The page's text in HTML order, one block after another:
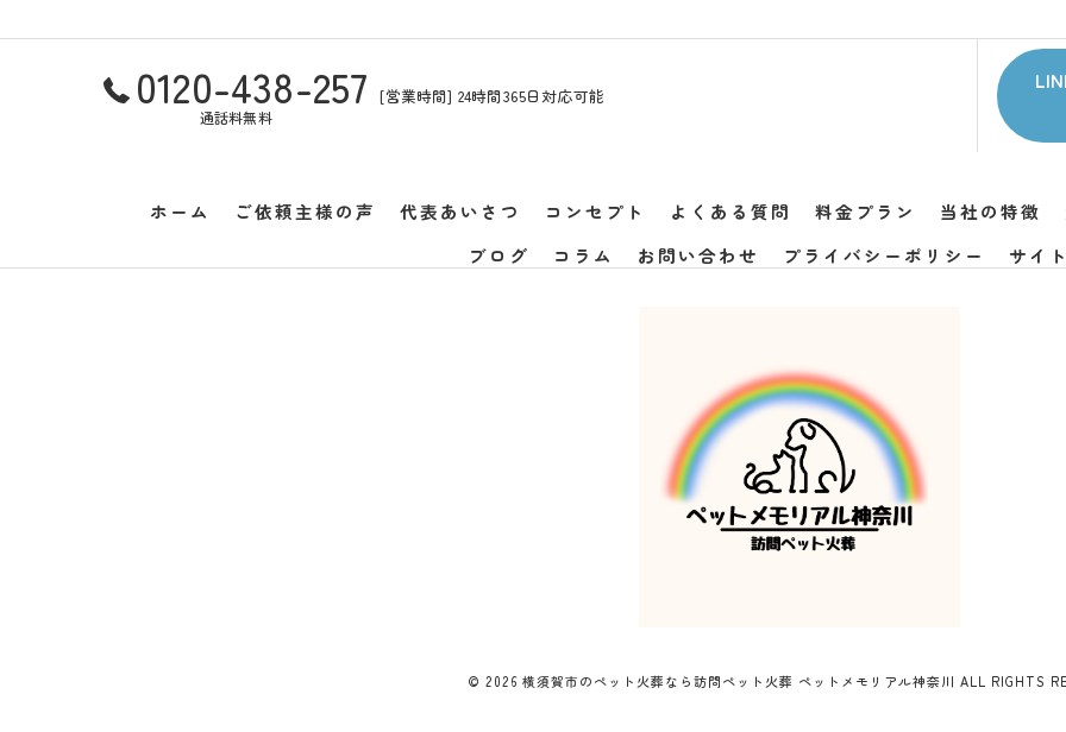
0120-438-257
通話料無料
[営業時間] 24時間365日対応可能
ホーム ご依頼主様の声 代表あいさつ コンセプト よくある質問 料金プラン 当社の特徴
ブログ
コラム お問い合わせ プライバシーポリシー サイ
© 2026 横須賀市のペット火葬なら訪問ペット火葬 ペットメモリアル神奈川 ALL RIGHTS